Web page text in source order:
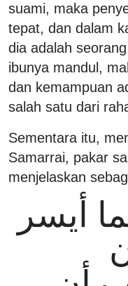
suami, maka
tepat, dan dalam
dia adalah
ibunya mandul,
dan kemampuan
salah satu dari
Sementara itu,
Samarrai, pakar
menjelaskan
أيسر